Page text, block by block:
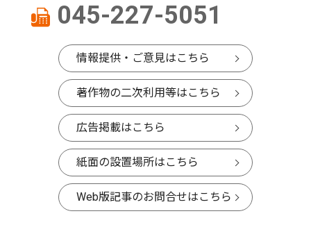
045-227-5051
情報提供・ご意見はこちら
著作物の二次利用等はこちら
広告掲載はこちら
紙面の設置場所はこちら
Web版記事のお問合せはこちら